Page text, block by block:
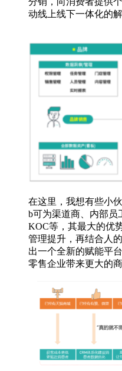
动线上线下一体化的解
在这里，我想有些小
b可为渠道商、内部员
KOC等，其最大的优
管理提升，再结合人
出一个全新的赋能平
零售企业带来更大的商